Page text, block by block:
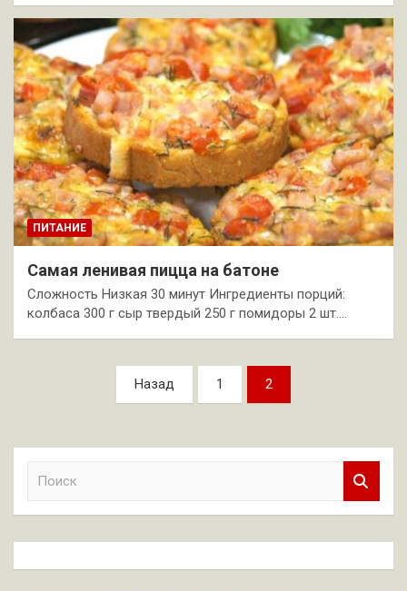
ПИТАНИЕ
Самая ленивая пицца на батоне
Сложность Низкая 30 минут Ингредиенты порций:
колбаса 300 г сыр твердый 250 г помидоры 2 шт.…
Назад 1 2
к